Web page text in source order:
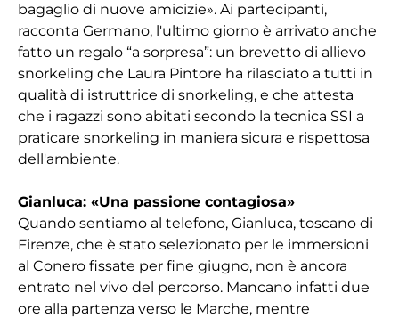
bagaglio di nuove amicizie». Ai partecipanti,
racconta Germano, l'ultimo giorno è arrivato anche
fatto un regalo “a sorpresa”: un brevetto di allievo
snorkeling che Laura Pintore ha rilasciato a tutti in
qualità di istruttrice di snorkeling, e che attesta
che i ragazzi sono abitati secondo la tecnica SSI a
praticare snorkeling in maniera sicura e rispettosa
dell'ambiente.
Gianluca: «Una passione contagiosa»
Quando sentiamo al telefono, Gianluca, toscano di
Firenze, che è stato selezionato per le immersioni
al Conero fissate per fine giugno, non è ancora
entrato nel vivo del percorso. Mancano infatti due
ore alla partenza verso le Marche, mentre